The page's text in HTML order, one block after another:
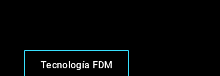
Tecnología FDM